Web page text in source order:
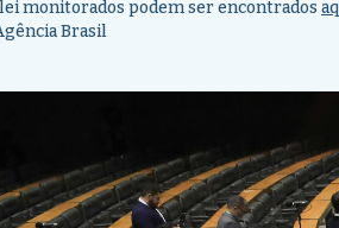
monitorados podem ser encontrados
Brasil